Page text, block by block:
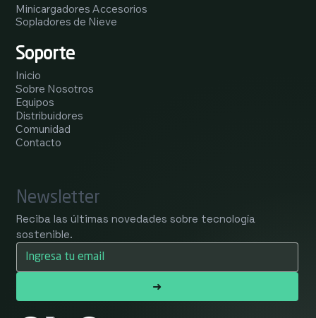
Minicargadores Accesorios
Sopladores de Nieve
Soporte
Inicio
Sobre Nosotros
Equipos
Distribuidores
Comunidad
Contacto
Newsletter
Reciba las últimas novedades sobre tecnología
sostenible.
➜